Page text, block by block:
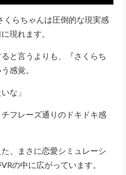
くらちゃんは圧倒的な現実感
現れます。
と言うよりも、『さくらち
感覚。
な」
フレーズ通りのドキドキ感
、まさに恋愛シミュレーシ
の中に広がっています。